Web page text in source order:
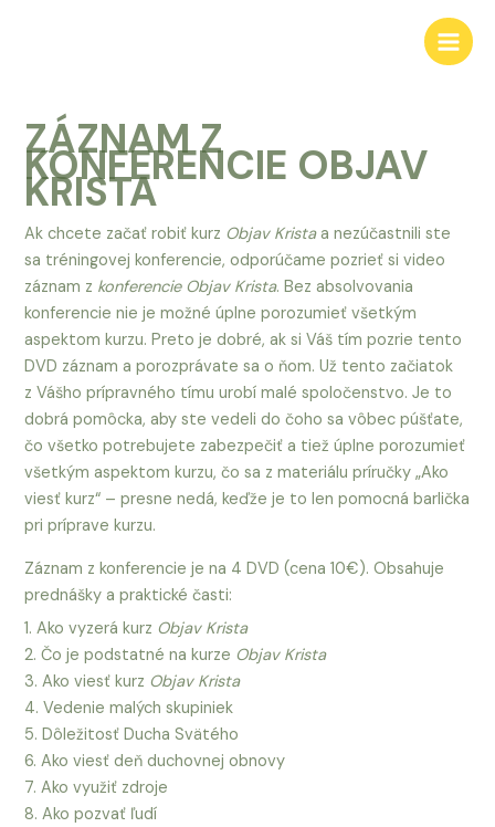
Main
ZÁZNAM Z
KONFERENCIE OBJAV
KRISTA
Ak chcete začať robiť kurz Objav Kristaa nezúčastnili ste
sa tréningovej konferencie, odporúčame pozrieť si video
záznam z konferencie Objav Krista. Bez absolvovania
konferencie nie je možné úplne porozumieť všetkým
aspektom kurzu. Preto je dobré, ak si Váš tím pozrie tento
DVD záznam a porozprávate sa o ňom. Už tento začiatok
z Vášho prípravného tímu urobí malé spoločenstvo. Je to
dobrá pomôcka, aby ste vedeli do čoho sa vôbec púšťate,
čo všetko potrebujete zabezpečiť a tiež úplne porozumieť
všetkým aspektom kurzu, čo sa z materiálu príručky „Ako
viesť kurz“ – presne nedá, keďže je to len pomocná barlička
pri príprave kurzu.
Záznam z konferencie je na 4 DVD (cena 10€). Obsahuje
prednášky a praktické časti:
1. Ako vyzerá kurz Objav Krista
2. Čo je podstatné na kurze Objav Krista
3. Ako viesť kurz Objav Krista
4. Vedenie malých skupiniek
5. Dôležitosť Ducha Svätého
6. Ako viesť deň duchovnej obnovy
7. Ako využiť zdroje
8. Ako pozvať ľudí